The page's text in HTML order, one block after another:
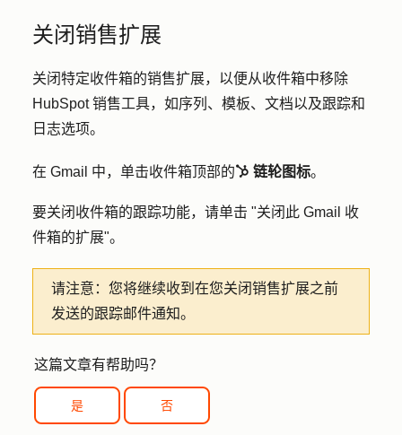
关闭销售扩展
关闭特定收件箱的销售扩展，以便从收件箱中移除
HubSpot 销售工具，如序列、模板、文档以及跟踪和
日志选项。
在 Gmail 中，单击收件箱顶部的 sprocket sprocke 链轮图标。
要关闭收件箱的跟踪功能，请单击 "关闭此 Gmail 收
件箱的扩展"。
请注意 ： 您将继续收到在您关闭销售扩展之前
发送的跟踪邮件通知。
这篇文章有帮助吗？
是 否